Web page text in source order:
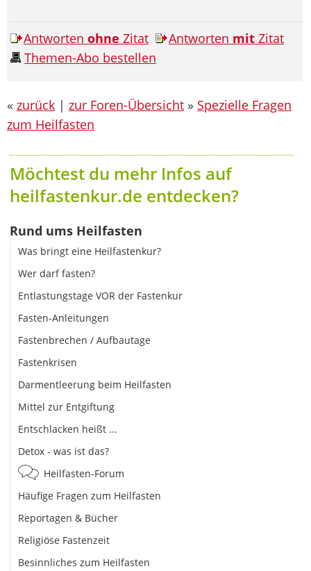
Antworten ohne Zitat Antworten mit Zitat
Themen-Abo bestellen
« zurück | zur Foren-Übersicht » Spezielle Fragen
zum Heilfasten
Möchtest du mehr Infos auf
heilfastenkur.de entdecken?
Rund ums Heilfasten
Was bringt eine Heilfastenkur?
Wer darf fasten?
Entlastungstage VOR der Fastenkur
Fasten-Anleitungen
Fastenbrechen / Aufbautage
Fastenkrisen
Darmentleerung beim Heilfasten
Mittel zur Entgiftung
Entschlacken heißt ...
Detox - was ist das?
Heilfasten-Forum
Häufige Fragen zum Heilfasten
Reportagen & Bücher
Religiöse Fastenzeit
Besinnliches zum Heilfasten